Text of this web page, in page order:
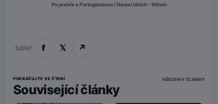
Po prohře s Portugalskem / Daniel Ulrich - 90min
Sdílet f 𝕏 ↗
POKRAČUJTE VE ČTENÍ
Související články
VŠECHNY ČLÁNKY